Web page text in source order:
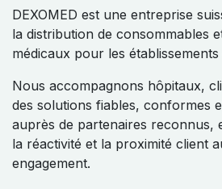
DEXOMED est une entreprise
la distribution de consommables
médicaux pour les établissements
Nous accompagnons hôpitaux,
des solutions fiables, conformes
auprès de partenaires reconnus,
la réactivité et la proximité client
engagement.